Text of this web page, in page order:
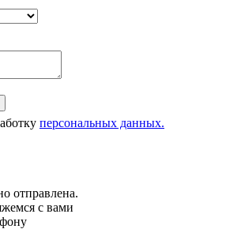
персональных данных.
отправлена.
с вами